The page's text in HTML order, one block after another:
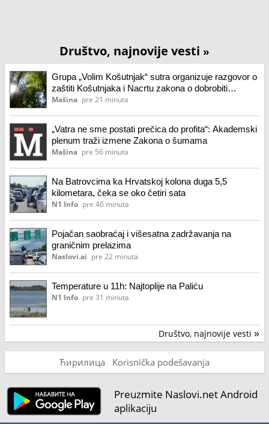
Društvo, najnovije vesti »
Grupa „Volim Košutnjak“ sutra organizuje razgovor o
zaštiti Košutnjaka i Nacrtu zakona o dobrobiti
životinja
Mašina pre 21 minuta
„Vatra ne sme postati prečica do profita“: Akademski
plenum traži izmene Zakona o šumama
Mašina pre 56 minuta
Na Batrovcima ka Hrvatskoj kolona duga 5,5
kilometara, čeka se oko četiri sata
N1 Info pre 46 minuta
Pojačan saobraćaj i višesatna zadržavanja na
graničnim prelazima
Naslovi.ai pre 22 minuta
Temperature u 11h: Najtoplije na Paliću
N1 Info pre 31 minuta
Društvo, najnovije vesti »
Ћирилица Korisnička podešavanja
Preuzmite Naslovi.net Android
aplikaciju